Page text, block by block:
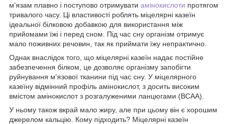
м'язам плавно і поступово отримувати амінокислоти протягом
тривалого часу. Ці властивості роблять міцелярні казеїн
ідеальної білковою добавкою для використання між
прийомами їжі і перед сном. Під час сну організм отримує
мало поживних речовин, так як приймати їжу непрактично.
Однак внаслідок того, що міцелярні казеїн надає постійне
забезпечення білком, це дозволяє організму запобігти
руйнування м'язової тканини під час сну. У міцелярного
казеїну відмінний профіль амінокислот, з досить високим
вмістом амінокислот з розгалуженими ланцюгами (BCAA).
У ньому також вкрай мало жиру, але при цьому він є хорошим
джерелом кальцію. Кому підходить? Міцелярні казеїн